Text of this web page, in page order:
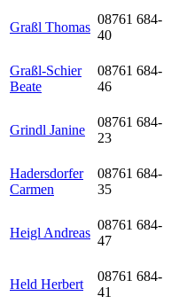
Graßl Thomas
08761 684-
40
Graßl-Schier
Beate
08761 684-
46
Grindl Janine
08761 684-
23
Hadersdorfer
Carmen
08761 684-
35
Heigl Andreas
08761 684-
47
Held Herbert
08761 684-
41